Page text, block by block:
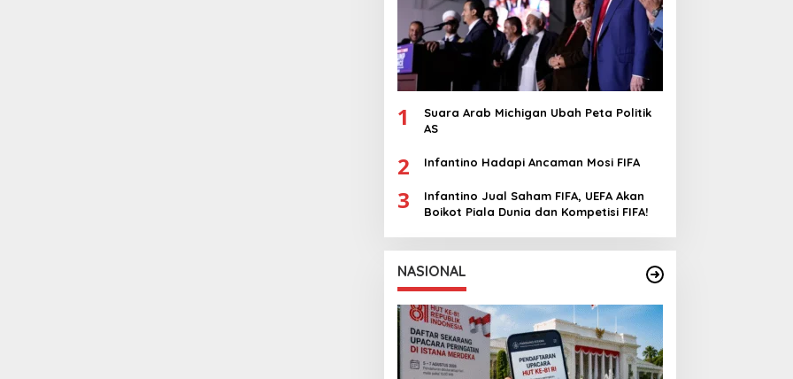
1
Suara Arab Michigan Ubah Peta Politik
AS
2 Infantino Hadapi Ancaman Mosi FIFA
3
Infantino Jual Saham FIFA, UEFA Akan
Boikot Piala Dunia dan Kompetisi FIFA!
NASIONAL